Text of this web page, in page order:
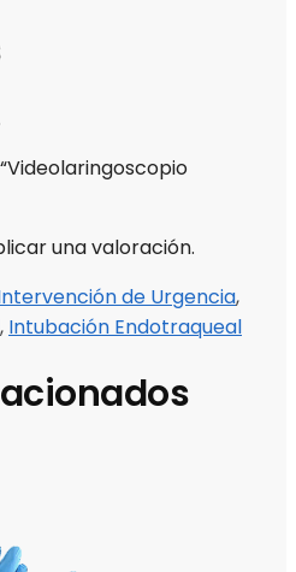
una valoración.
de Urgencia,
, Intubación Endotraqueal